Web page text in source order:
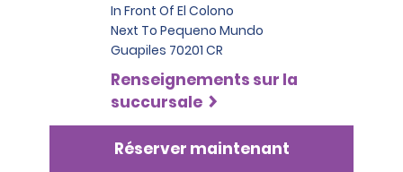
In Front Of El Colono
Next To Pequeno Mundo
Guapiles 70201 CR
Renseignements sur la
succursale
Réserver maintenant